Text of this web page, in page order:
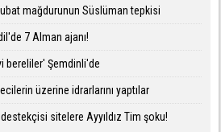
mağdurunun Süslüman tepkisi
7 Alman ajanı!
bereliler' Şemdinli'de
üzerine idrarlarını yaptılar
destekçisi sitelere Ayyıldız Tim şoku!